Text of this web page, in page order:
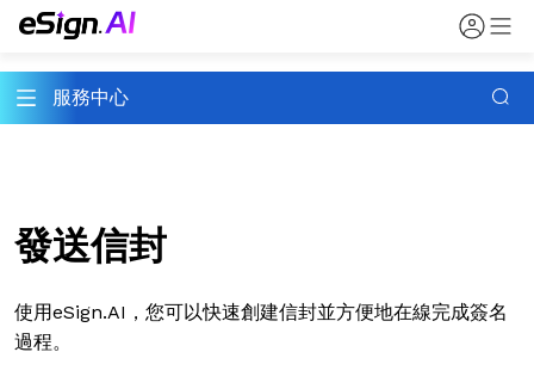
服務中心
發送信封
使用eSign.AI， 您可以快速創建信封並方便地在線完成簽名
過程。